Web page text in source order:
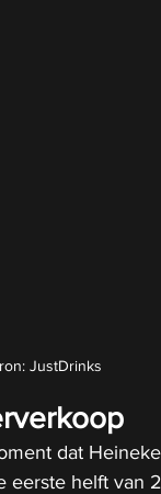
JustDrinks
dat
eerste helft van